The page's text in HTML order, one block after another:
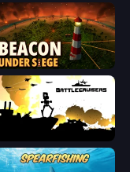
Beacon Under Siege